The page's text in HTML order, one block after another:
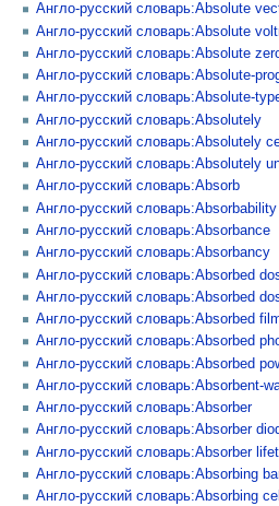
Англо-русский словарь:Absolute
Англо-русский словарь:Absolute
Англо-русский словарь:Absolute
Англо-русский словарь:Absolute-
Англо-русский словарь:Absolute-
Англо-русский словарь:Absolutely
Англо-русский словарь:Absolutely
Англо-русский словарь:Absolutely
Англо-русский словарь:Absorb
Англо-русский словарь:Absorbability
Англо-русский словарь:Absorbance
Англо-русский словарь:Absorbancy
Англо-русский словарь:Absorbed
Англо-русский словарь:Absorbed
Англо-русский словарь:Absorbed
Англо-русский словарь:Absorbed
Англо-русский словарь:Absorbed
Англо-русский словарь:Absorbent-
Англо-русский словарь:Absorber
Англо-русский словарь:Absorber
Англо-русский словарь:Absorber
Англо-русский словарь:Absorbing
Англо-русский словарь:Absorbing cell